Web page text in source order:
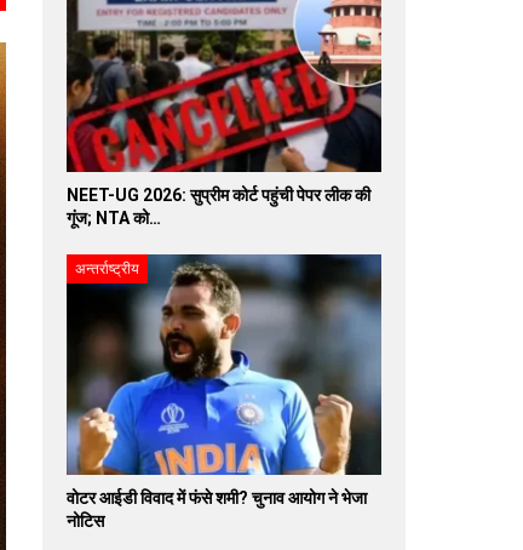
NEET-UG 2026: सुप्रीम कोर्ट पहुंची पेपर लीक की
गूंज; NTA को…
अन्तर्राष्ट्रीय
वोटर आईडी विवाद में फंसे शमी? चुनाव आयोग ने भेजा
नोटिस